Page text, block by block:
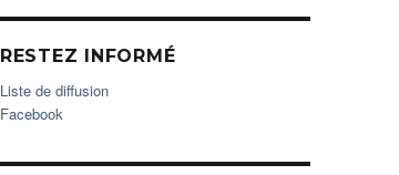
RESTEZ INFORMÉ
Liste de diffusion
Facebook